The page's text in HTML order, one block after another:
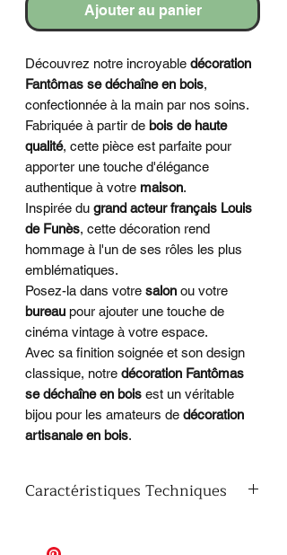
Ajouter au panier
Découvrez notre incroyable décoration
Fantômas se déchaîne en bois,
confectionnée à la main par nos soins.
Fabriquée à partir de bois de haute
qualité, cette pièce est parfaite pour
apporter une touche d'élégance
authentique à votre maison.
Inspirée du grand acteur français Louis
de Funès, cette décoration rend
hommage à l'un de ses rôles les plus
emblématiques.
Posez-la dans votre salon ou votre
bureau pour ajouter une touche de
cinéma vintage à votre espace.
Avec sa finition soignée et son design
classique, notre décoration Fantômas
se déchaîne en bois est un véritable
bijou pour les amateurs de décoration
artisanale en bois.
Caractéristiques Techniques
​Conception